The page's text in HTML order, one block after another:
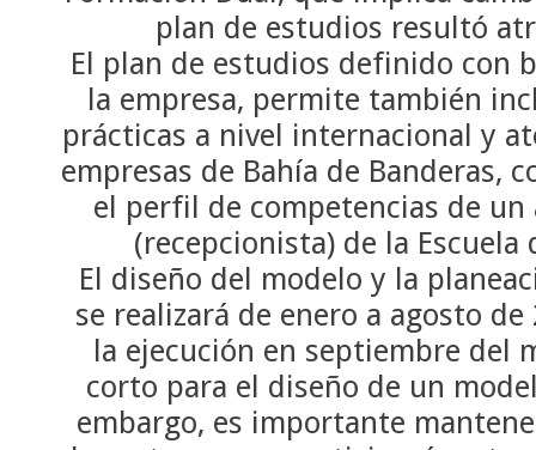
plan de estudios resultó
El plan de estudios definido con
la empresa, permite también
prácticas a nivel internacional y
empresas de Bahía de Banderas,
el perfil de competencias de
(recepcionista) de la Escuela
El diseño del modelo y la
se realizará de enero a agosto
la ejecución en septiembre del
corto para el diseño de un
embargo, es importante